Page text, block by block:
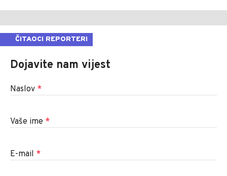
ČITAOCI REPORTERI
Dojavite nam vijest
Naslov *
Vaše ime *
E-mail *